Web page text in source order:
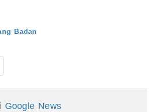
Badan
Google News